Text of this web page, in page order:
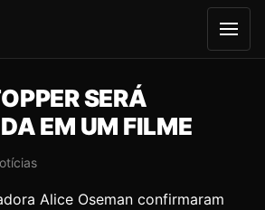
A
b
r
SERÁ
EM UM FILME
Alice Oseman confirmaram